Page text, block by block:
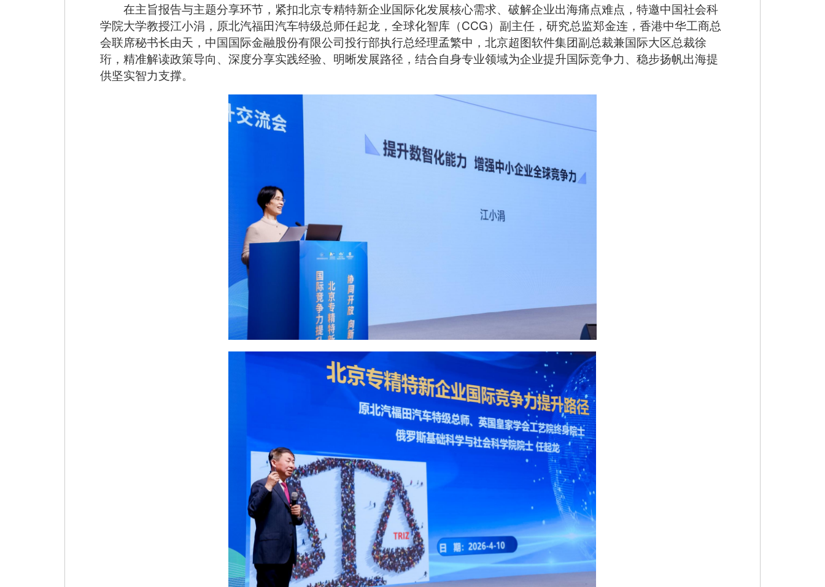
在主旨报告与主题分享环节，紧扣北京专精特新企业国际化发展核心需求、破解企业出海痛点难点，特邀中国社会科
学院大学教授江小涓，原北汽福田汽车特级总师任起龙，全球化智库（CCG）副主任，研究总监郑金连，香港中华工商总
会联席秘书长由天，中国国际金融股份有限公司投行部执行总经理孟繁中，北京超图软件集团副总裁兼国际大区总裁徐
珩，精准解读政策导向、深度分享实践经验、明晰发展路径，结合自身专业领域为企业提升国际竞争力、稳步扬帆出海提
供坚实智力支撑。